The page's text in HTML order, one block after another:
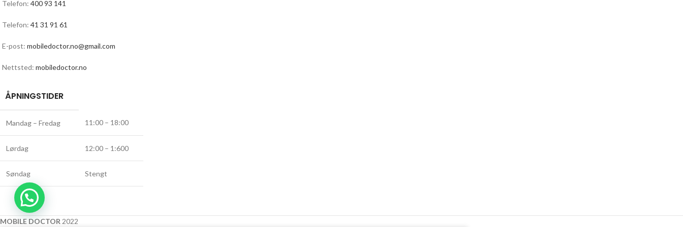
Telefon: 400 93 141
Telefon: 41 31 91 61
E-post: mobiledoctor.no@gmail.com
Nettsted: mobiledoctor.no
ÅPNINGSTIDER
Mandag – Fredag 11:00 – 18:00
Lørdag 12:00 – 1:600
Søndag Stengt
MOBILE DOCTOR 2022